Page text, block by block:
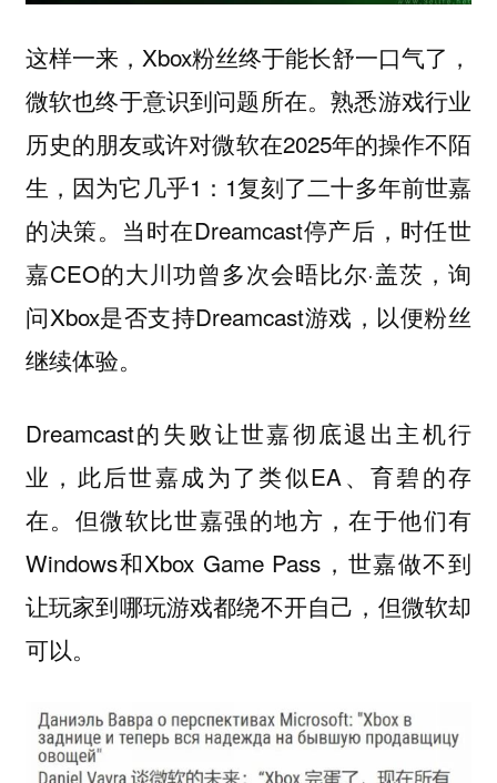
这样一来，Xbox粉丝终于能长舒一口气了，
微软也终于意识到问题所在。熟悉游戏行业
历史的朋友或许对微软在2025年的操作不陌
生，因为它几乎1：1复刻了二十多年前世嘉
的决策。当时在Dreamcast停产后，时任世
嘉CEO的大川功曾多次会晤比尔·盖茨，询
问Xbox是否支持Dreamcast游戏，以便粉丝
继续体验。
Dreamcast的失败让世嘉彻底退出主机行
业，此后世嘉成为了类似EA、育碧的存
在。但微软比世嘉强的地方，在于他们有
Windows和Xbox Game Pass，世嘉做不到
让玩家到哪玩游戏都绕不开自己，但微软却
可以。